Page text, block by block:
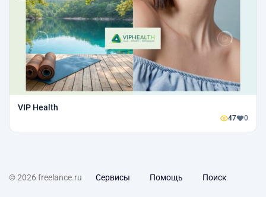
VIP Health
47 0
© 2026 freelance.ru Сервисы Помощь Поиск